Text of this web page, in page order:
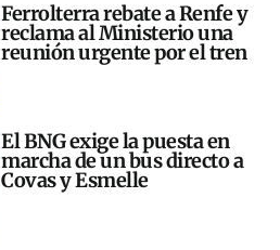
Ferrolterra rebate a Renfe y
reclama al Ministerio una
reunión urgente por el tren
El BNG exige la puesta en
marcha de un bus directo a
Covas y Esmelle